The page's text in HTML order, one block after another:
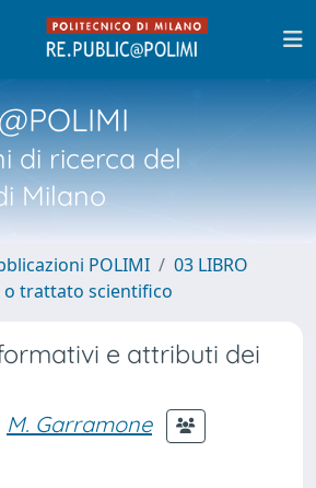
di ricerca del
Milano
POLIMI
03 LIBRO
trattato scientifico
e attributi dei
M. Garramone